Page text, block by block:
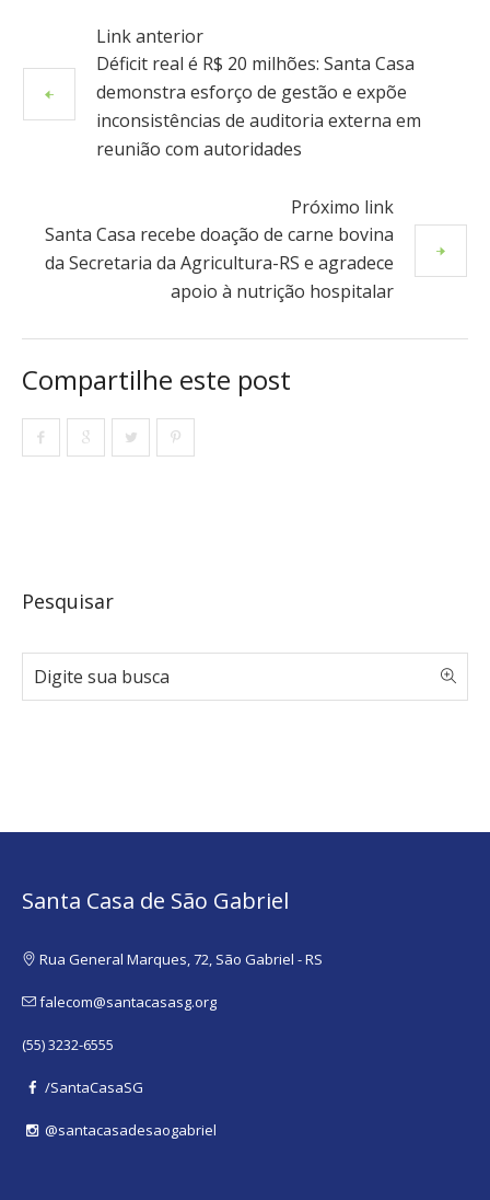
Link anterior
Déficit real é R$ 20 milhões: Santa Casa
demonstra esforço de gestão e expõe
inconsistências de auditoria externa em
reunião com autoridades
Próximo link
Santa Casa recebe doação de carne bovina
da Secretaria da Agricultura-RS e agradece
apoio à nutrição hospitalar
Compartilhe este post
Pesquisar
Santa Casa de São Gabriel
Rua General Marques, 72, São Gabriel - RS
falecom@santacasasg.org
(55) 3232-6555
/SantaCasaSG
@santacasadesaogabriel